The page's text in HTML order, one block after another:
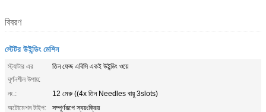
বিবরণ
স্টেটর উইন্ডিং মেশিন
স্ট্যাটার এর
ঘূর্ণনশীল উপায়:
তিন ফেজ এবিসি একই উইন্ডিং ওয়ে
নং.:
12 মেরু ((4x তিন Needles বায়ু 3slots)
অটোমেশন টাইপ:
সম্পূর্ণরূপে স্বয়ংক্রিয়